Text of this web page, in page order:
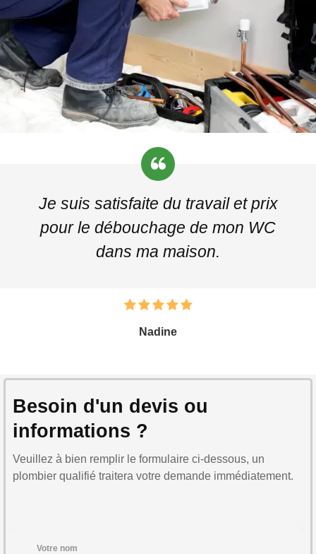
Je suis satisfaite du travail et prix
pour le débouchage de mon WC
dans ma maison.
Nadine
Besoin d'un devis ou
informations ?
Veuillez à bien remplir le formulaire ci-dessous, un
plombier qualifié traitera votre demande immédiatement.
Votre nom